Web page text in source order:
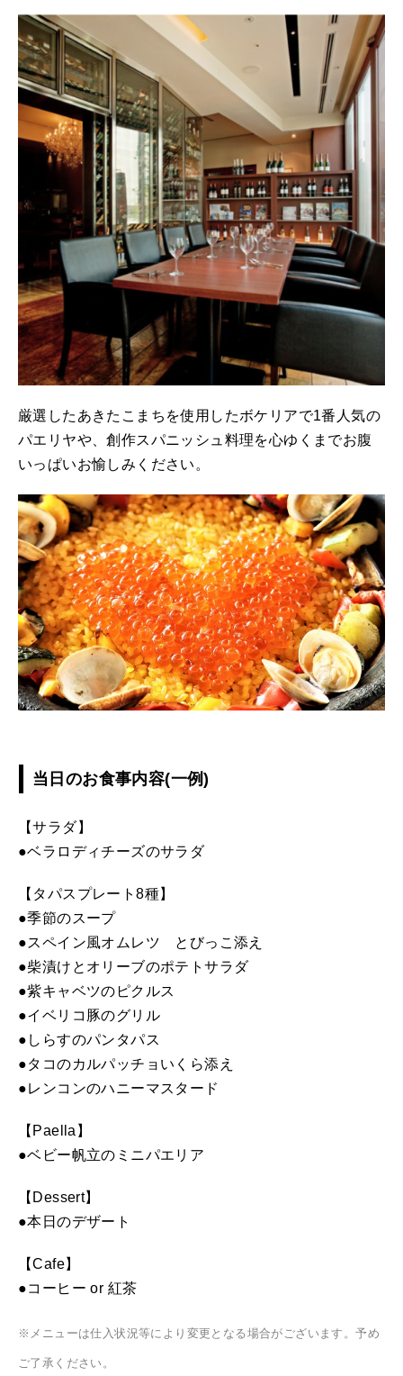
厳選したあきたこまちを使用したボケリアで1番人気の
パエリヤや、創作スパニッシュ料理を心ゆくまでお腹
いっぱいお愉しみください。
当日のお食事内容(一例)
【サラダ】
●ベラロディチーズのサラダ
【タパスプレート8種】
●季節のスープ
●スペイン風オムレツ とびっこ添え
●柴漬けとオリーブのポテトサラダ
●紫キャベツのピクルス
●イベリコ豚のグリル
●しらすのパンタパス
●タコのカルパッチョいくら添え
●レンコンのハニーマスタード
【Paella】
●ベビー帆立のミニパエリア
【Dessert】
●本日のデザート
【Cafe】
●コーヒー or 紅茶
※メニューは仕入状況等により変更となる場合がございます。予め
ご了承ください。